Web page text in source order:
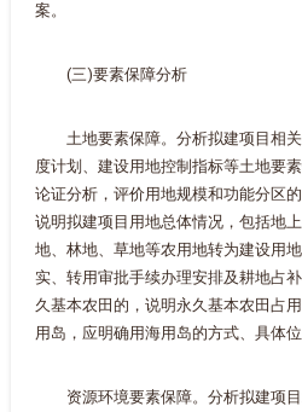
案。
(三)要素保障分析
土地要素保障。分析拟建项目相
度计划、建设用地控制指标等土地要
论证分析，评价用地规模和功能分区
说明拟建项目用地总体情况，包括地
地、林地、草地等农用地转为建设用
实、转用审批手续办理安排及耕地占
久基本农田的，说明永久基本农田占
用岛，应明确用海用岛的方式、具体位
资源环境要素保障。分析拟建项